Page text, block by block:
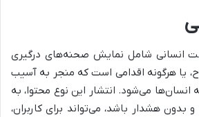
انسانی شامل نمایش صحنه‌های درگیری
یا هرگونه اقدامی است که منجر به آسیب
می‌شود. انتشار این نوع محتوا، به
و بدون هشدار باشد، می‌تواند برای کاربران،